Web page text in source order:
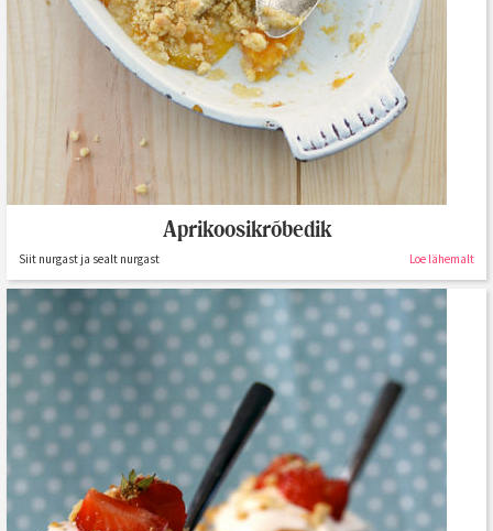
Aprikoosikrõbedik
Siit nurgast ja sealt nurgast Loe lähemalt